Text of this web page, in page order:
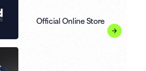
Official Online Store